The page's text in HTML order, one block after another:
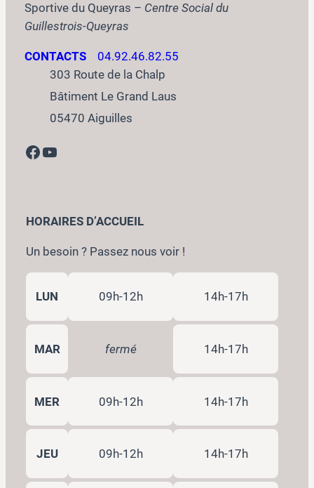
Sportive du Queyras – Centre Social du
Guillestrois-Queyras
CONTACTS
04.92.46.82.55
303 Route de la Chalp
Bâtiment Le Grand Laus
05470 Aiguilles
Facebook YouTube
HORAIRES D’ACCUEIL
Un besoin ? Passez nous voir !
LUN 09h-12h 14h-17h
MAR fermé 14h-17h
MER 09h-12h 14h-17h
JEU 09h-12h 14h-17h